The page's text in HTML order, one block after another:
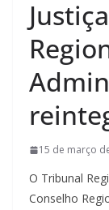
15 de março
O Tribunal
Conselho